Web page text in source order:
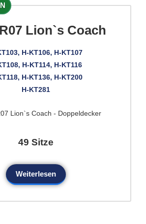
Lion`s Coach
H-KT106, H-KT107
H-KT114, H-KT116
H-KT136, H-KT200
H-KT281
49 Sitze
Weiterlesen